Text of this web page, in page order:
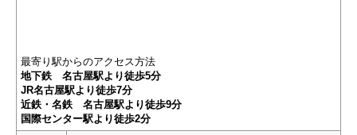
最寄り駅からのアクセス方法
地下鉄 名古屋駅より徒歩5分
JR名古屋駅より徒歩7分
近鉄・名鉄 名古屋駅より徒歩9分
国際センター駅より徒歩2分